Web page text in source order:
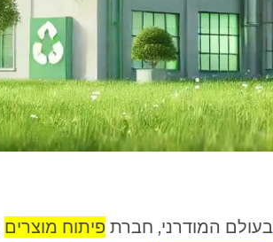
בעולם המודרני, חברת פיתוח מוצרים